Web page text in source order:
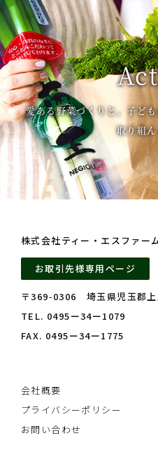
愛ある野菜づくりと、子ど
取り組
株式会社ティー・エスファー
お取引先様専用ページ
〒369‑0306 埼玉県児玉郡
TEL. 0495ー34ー1079
FAX. 0495ー34ー1775
会社概要
プライバシーポリシー
お問い合わせ